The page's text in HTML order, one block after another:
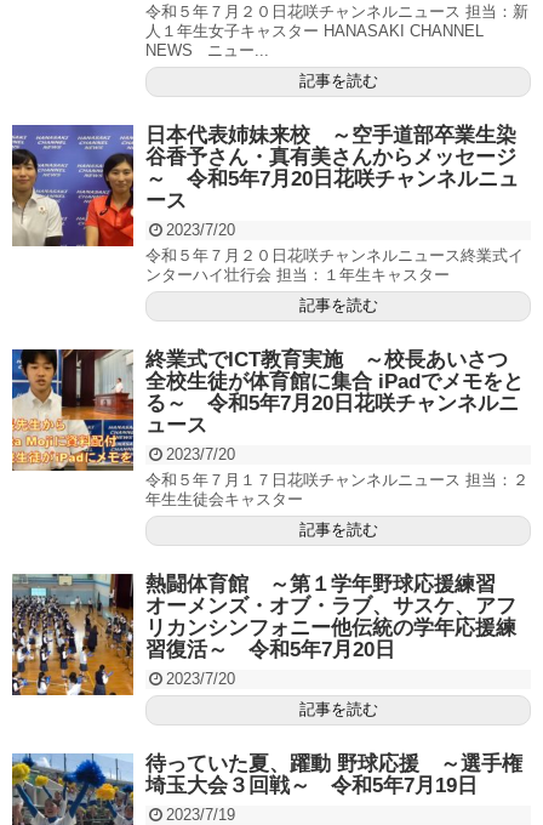
令和５年７月２０日花咲チャンネルニュース 担当：新
人１年生女子キャスター HANASAKI CHANNEL
NEWS ニュー...
記事を読む
日本代表姉妹来校 ～空手道部卒業生染
谷香予さん・真有美さんからメッセージ
～ 令和5年7月20日花咲チャンネルニュ
ース
2023/7/20
令和５年７月２０日花咲チャンネルニュース終業式イ
ンターハイ壮行会 担当：１年生キャスター
記事を読む
終業式でICT教育実施 ～校長あいさつ
全校生徒が体育館に集合 iPadでメモをと
る～ 令和5年7月20日花咲チャンネルニ
ュース
2023/7/20
令和５年７月１７日花咲チャンネルニュース 担当：２
年生生徒会キャスター
記事を読む
熱闘体育館 ～第１学年野球応援練習
オーメンズ・オブ・ラブ、サスケ、アフ
リカンシンフォニー他伝統の学年応援練
習復活～ 令和5年7月20日
2023/7/20
記事を読む
待っていた夏、躍動 野球応援 ～選手権
埼玉大会３回戦～ 令和5年7月19日
2023/7/19